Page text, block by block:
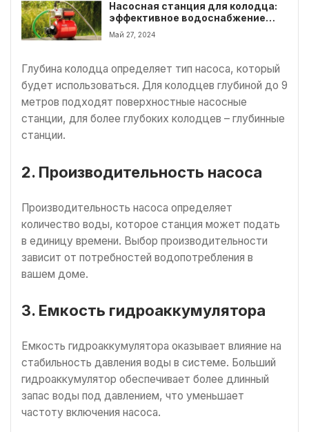
Насосная станция для колодца:
эффективное водоснабжение
для вашего дома
Май 27, 2024
Глубина колодца определяет тип насоса, который
будет использоваться. Для колодцев глубиной до 9
метров подходят поверхностные насосные
станции, для более глубоких колодцев – глубинные
станции.
2. Производительность насоса
Производительность насоса определяет
количество воды, которое станция может подать
в единицу времени. Выбор производительности
зависит от потребностей водопотребления в
вашем доме.
3. Емкость гидроаккумулятора
Емкость гидроаккумулятора оказывает влияние на
стабильность давления воды в системе. Больший
гидроаккумулятор обеспечивает более длинный
запас воды под давлением, что уменьшает
частоту включения насоса.